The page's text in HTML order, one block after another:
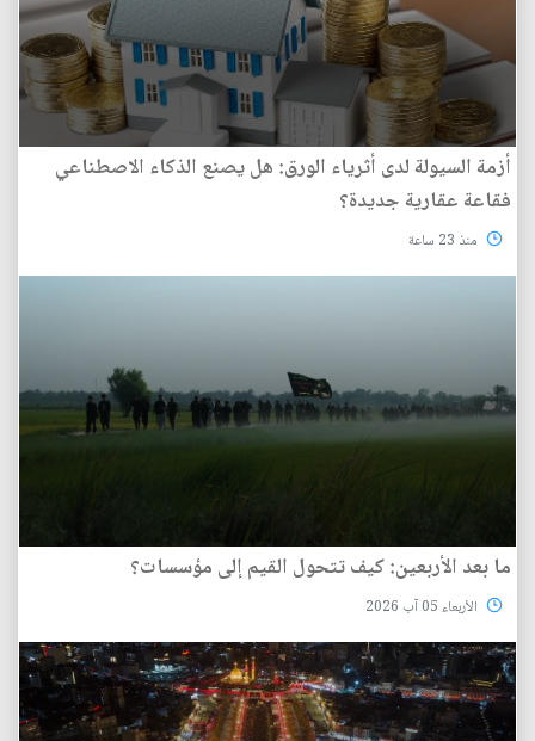
أزمة السيولة لدى أثرياء الورق: هل يصنع الذكاء الاصطناعي
فقاعة عقارية جديدة؟
منذ 23 ساعة
ما بعد الأربعين: كيف تتحول القيم إلى مؤسسات؟
الأربعاء 05 آب 2026